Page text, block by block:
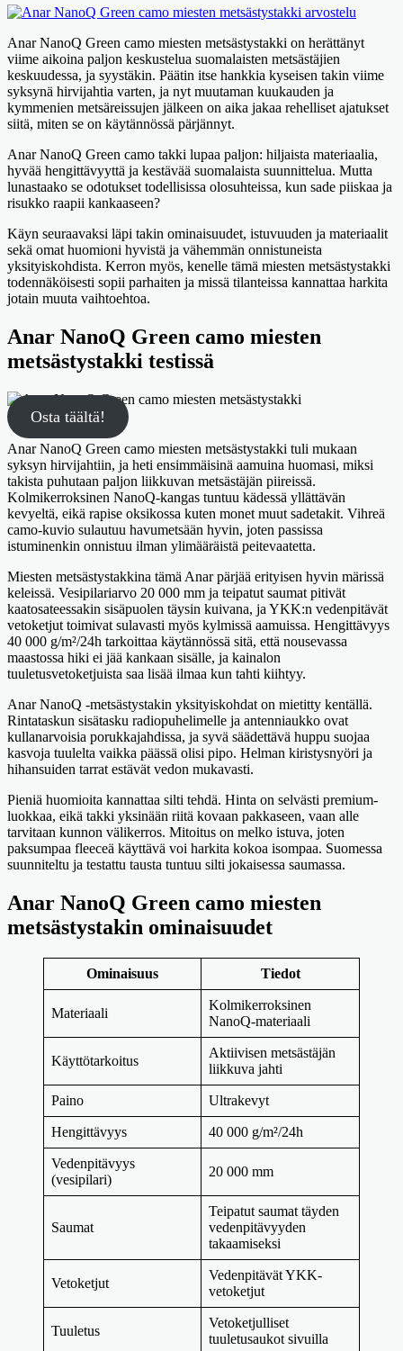
Anar NanoQ Green camo miesten metsästystakki on herättänyt
viime aikoina paljon keskustelua suomalaisten metsästäjien
keskuudessa, ja syystäkin. Päätin itse hankkia kyseisen takin viime
syksynä hirvijahtia varten, ja nyt muutaman kuukauden ja
kymmenien metsäreissujen jälkeen on aika jakaa rehelliset ajatukset
siitä, miten se on käytännössä pärjännyt.
Anar NanoQ Green camo takki lupaa paljon: hiljaista materiaalia,
hyvää hengittävyyttä ja kestävää suomalaista suunnittelua. Mutta
lunastaako se odotukset todellisissa olosuhteissa, kun sade piiskaa ja
risukko raapii kankaaseen?
Käyn seuraavaksi läpi takin ominaisuudet, istuvuuden ja materiaalit
sekä omat huomioni hyvistä ja vähemmän onnistuneista
yksityiskohdista. Kerron myös, kenelle tämä miesten metsästystakki
todennäköisesti sopii parhaiten ja missä tilanteissa kannattaa harkita
jotain muuta vaihtoehtoa.
Anar NanoQ Green camo miesten
metsästystakki testissä
Osta täältä!
Anar NanoQ Green camo miesten metsästystakki tuli mukaan
syksyn hirvijahtiin, ja heti ensimmäisinä aamuina huomasi, miksi
takista puhutaan paljon liikkuvan metsästäjän piireissä.
Kolmikerroksinen NanoQ-kangas tuntuu kädessä yllättävän
kevyeltä, eikä rapise oksikossa kuten monet muut sadetakit. Vihreä
camo-kuvio sulautuu havumetsään hyvin, joten passissa
istuminenkin onnistuu ilman ylimääräistä peitevaatetta.
Miesten metsästystakkina tämä Anar pärjää erityisen hyvin märissä
keleissä. Vesipilariarvo 20 000 mm ja teipatut saumat pitivät
kaatosateessakin sisäpuolen täysin kuivana, ja YKK:n vedenpitävät
vetoketjut toimivat sulavasti myös kylmissä aamuissa. Hengittävyys
40 000 g/m²/24h tarkoittaa käytännössä sitä, että nousevassa
maastossa hiki ei jää kankaan sisälle, ja kainalon
tuuletusvetoketjuista saa lisää ilmaa kun tahti kiihtyy.
Anar NanoQ -metsästystakin yksityiskohdat on mietitty kentällä.
Rintataskun sisätasku radiopuhelimelle ja antenniaukko ovat
kullanarvoisia porukkajahdissa, ja syvä säädettävä huppu suojaa
kasvoja tuulelta vaikka päässä olisi pipo. Helman kiristysnyöri ja
hihansuiden tarrat estävät vedon mukavasti.
Pieniä huomioita kannattaa silti tehdä. Hinta on selvästi premium-
luokkaa, eikä takki yksinään riitä kovaan pakkaseen, vaan alle
tarvitaan kunnon välikerros. Mitoitus on melko istuva, joten
paksumpaa fleeceä käyttävä voi harkita kokoa isompaa. Suomessa
suunniteltu ja testattu tausta tuntuu silti jokaisessa saumassa.
Anar NanoQ Green camo miesten
metsästystakin ominaisuudet
Ominaisuus Tiedot
Materiaali
Kolmikerroksinen
NanoQ-materiaali
Käyttötarkoitus
Aktiivisen metsästäjän
liikkuva jahti
Paino Ultrakevyt
Hengittävyys 40 000 g/m²/24h
Vedenpitävyys
(vesipilari)
20 000 mm
Saumat
Teipatut saumat täyden
vedenpitävyyden
takaamiseksi
Vetoketjut
Vedenpitävät YKK-
vetoketjut
Tuuletus
Vetoketjulliset
tuuletusaukot sivuilla